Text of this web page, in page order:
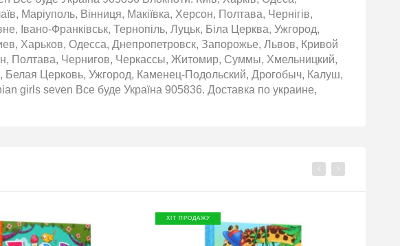
Маріуполь, Вінниця, Макіївка, Херсон, Полтава, Чернігів,
Івано-Франківськ, Тернопіль, Луцьк, Біла Церква, Ужгород,
Харьков, Одесса, Днепропетровск, Запорожье, Львов, Кривой
Полтава, Чернигов, Черкассы, Житомир, Суммы, Хмельницкий,
Церковь, Ужгород, Каменец-Подольский, Дрогобыч, Калуш,
girls seven Все буде Україна 905836. Доставка по украине,
ХІТ ПРОДАЖУ